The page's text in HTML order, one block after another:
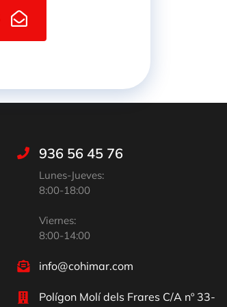
936 56 45 76
Lunes-Jueves:
8:00-18:00
Viernes:
8:00-14:00
info@cohimar.com
Polígon Molí dels Frares C/A nº 33-